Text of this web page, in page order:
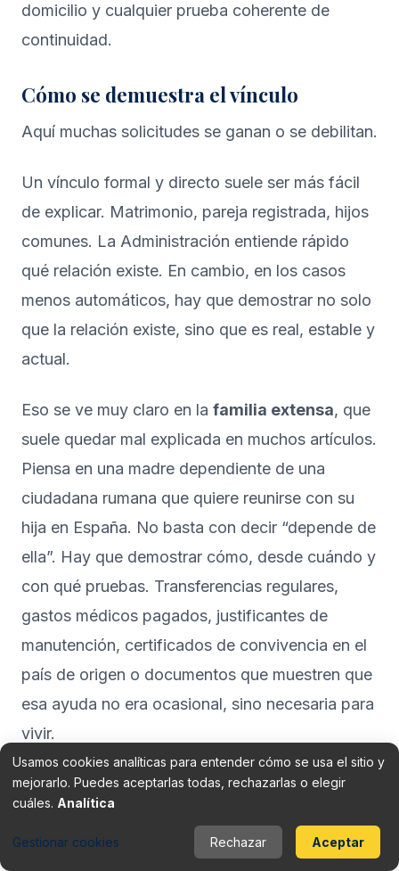
domicilio y cualquier prueba coherente de
continuidad.
Cómo se demuestra el vínculo
Aquí muchas solicitudes se ganan o se debilitan.
Un vínculo formal y directo suele ser más fácil
de explicar. Matrimonio, pareja registrada, hijos
comunes. La Administración entiende rápido
qué relación existe. En cambio, en los casos
menos automáticos, hay que demostrar no solo
que la relación existe, sino que es real, estable y
actual.
Eso se ve muy claro en la familia extensa, que
suele quedar mal explicada en muchos artículos.
Piensa en una madre dependiente de una
ciudadana rumana que quiere reunirse con su
hija en España. No basta con decir “depende de
ella”. Hay que demostrar cómo, desde cuándo y
con qué pruebas. Transferencias regulares,
gastos médicos pagados, justificantes de
manutención, certificados de convivencia en el
país de origen o documentos que muestren que
esa ayuda no era ocasional, sino necesaria para
vivir.
Lo mismo pasa con otros familiares para los
que se intenta acreditar convivencia previa o
dependencia real. Una ayuda puntual no suele
Usamos cookies analíticas para entender cómo se usa el sitio y
mejorarlo. Puedes aceptarlas todas, rechazarlas o elegir
cuáles. Analítica
Gestionar cookies Rechazar Aceptar